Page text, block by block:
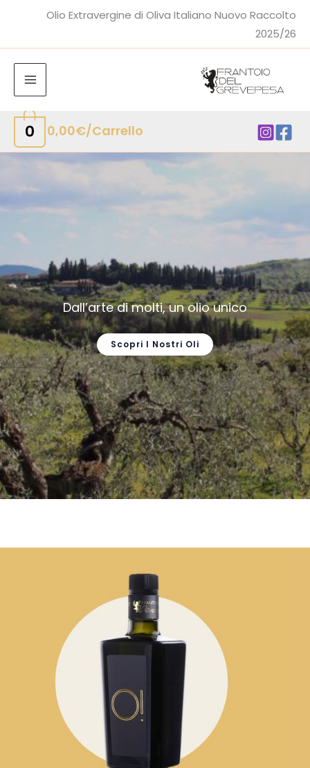
Vai
Olio Extravergine di Oliva Italiano Nuovo Raccolto
2025/26
Carrello/
0,00€
0
Dall’arte di molti, un olio unico
Scopri I Nostri Oli